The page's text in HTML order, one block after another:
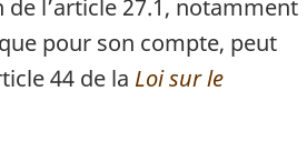
l’article 27.1, notamment
pour son compte, peut
44 de la Loi sur le